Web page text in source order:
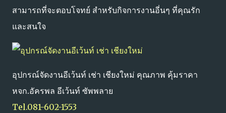
สามารถที่จะตอบโจทย์ สำหรับกิจการงานอี่นๆ ที่คุณรัก
และสนใจ
อุปกรณ์จัดงานอีเว้นท์ เช่า เชียงใหม่ คุณภาพ คุ้มราคา
หจก.อัครพล อีเว้นท์ ซัพพลาย
Tel.081-602-1553